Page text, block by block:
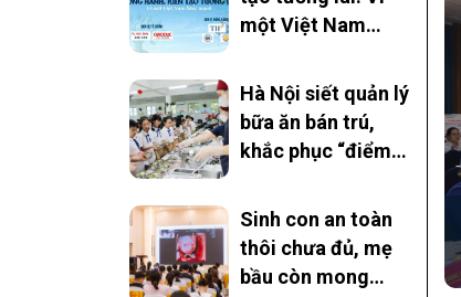
một Việt Nam
Chung tay triển
khai Chương trình
Sức khỏe học
đường
Hà Nội siết quản lý
bữa ăn bán trú,
khắc phục “điểm
thực phẩm
Sinh con an toàn
thôi chưa đủ, mẹ
bầu còn mong